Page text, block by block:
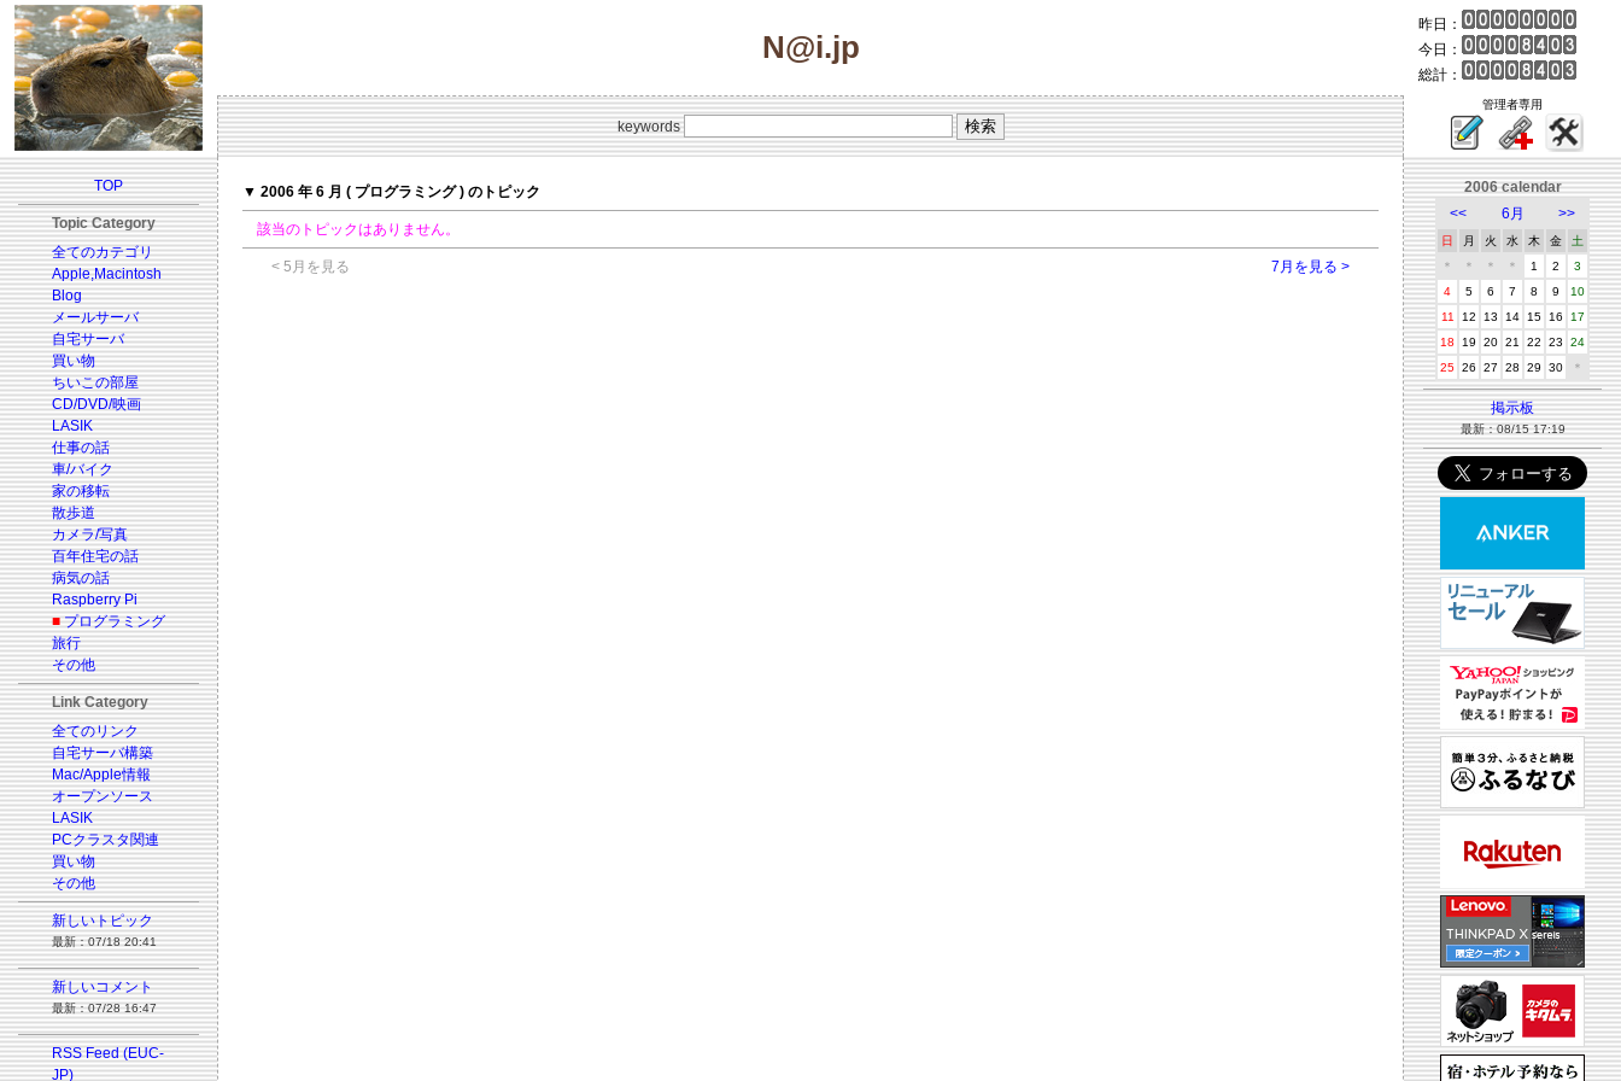
N@i.jp
昨日：
今日：
総計：
keywords
管理者専用
TOP
Topic Category
全てのカテゴリ
Apple,Macintosh
Blog
メールサーバ
自宅サーバ
買い物
ちいこの部屋
CD/DVD/映画
LASIK
仕事の話
車/バイク
家の移転
散歩道
カメラ/写真
百年住宅の話
病気の話
Raspberry Pi
■ プログラミング
旅行
その他
Link Category
全てのリンク
自宅サーバ構築
Mac/Apple情報
オープンソース
LASIK
PCクラスタ関連
買い物
その他
新しいトピック
最新：07/18 20:41
新しいコメント
最新：07/28 16:47
RSS Feed (EUC-
JP)
▼ 2006 年 6 月 ( プログラミング ) のトピック
該当のトピックはありません。
< 5月を見る 7月を見る >
2006 calendar
<<
6月 >>
日 月 火 水 木 金
土
＊
＊ ＊ ＊ 1 2
3
4
5 6 7 8 9
10
11
12 13 14 15 16
17
18
19 20 21 22 23
24
25 26 27 28 29 30 ＊
掲示板
最新：08/15 17:19